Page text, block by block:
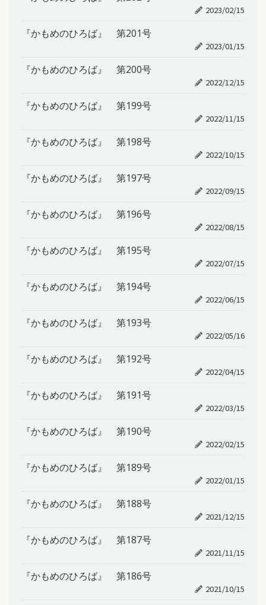
2023/02/15
『かもめのひろば』 第201号
2023/01/15
『かもめのひろば』 第200号
2022/12/15
『かもめのひろば』 第199号
2022/11/15
『かもめのひろば』 第198号
2022/10/15
『かもめのひろば』 第197号
2022/09/15
『かもめのひろば』 第196号
2022/08/15
『かもめのひろば』 第195号
2022/07/15
『かもめのひろば』 第194号
2022/06/15
『かもめのひろば』 第193号
2022/05/16
『かもめのひろば』 第192号
2022/04/15
『かもめのひろば』 第191号
2022/03/15
『かもめのひろば』 第190号
2022/02/15
『かもめのひろば』 第189号
2022/01/15
『かもめのひろば』 第188号
2021/12/15
『かもめのひろば』 第187号
2021/11/15
『かもめのひろば』 第186号
2021/10/15